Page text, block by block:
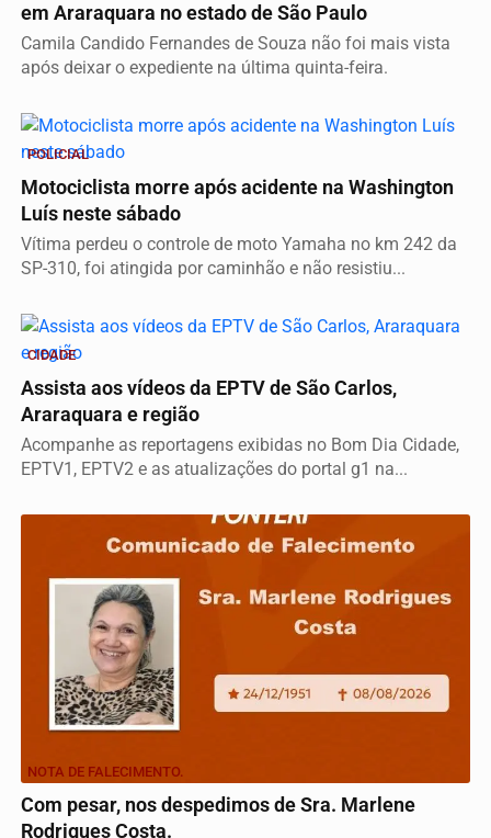
em Araraquara no estado de São Paulo
Camila Candido Fernandes de Souza não foi mais vista
após deixar o expediente na última quinta-feira.
POLICIAL
Motociclista morre após acidente na Washington
Luís neste sábado
Vítima perdeu o controle de moto Yamaha no km 242 da
SP-310, foi atingida por caminhão e não resistiu...
CIDADE
Assista aos vídeos da EPTV de São Carlos,
Araraquara e região
Acompanhe as reportagens exibidas no Bom Dia Cidade,
EPTV1, EPTV2 e as atualizações do portal g1 na...
NOTA DE FALECIMENTO.
Com pesar, nos despedimos de Sra. Marlene
Rodrigues Costa.